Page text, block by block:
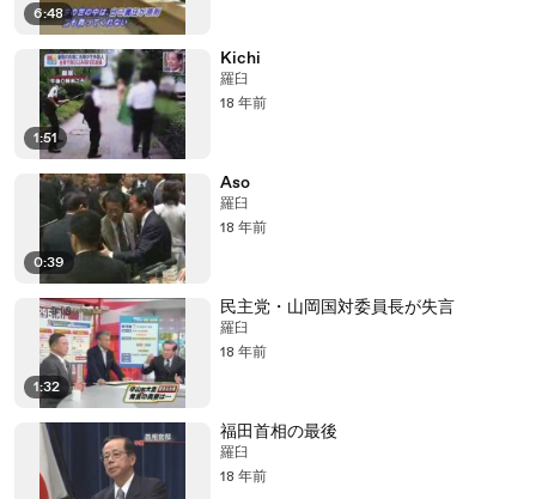
6:48
1:51
Kichi
羅臼
18 年前
0:39
Aso
羅臼
18 年前
1:32
民主党・山岡国対委員長が失言
羅臼
18 年前
福田首相の最後
羅臼
18 年前